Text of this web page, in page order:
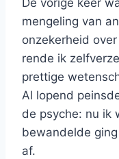
De vorige keer
mengeling van
onzekerheid
rende ik
prettige
Al lopend
de psyche: nu ik
bewandelde
af.